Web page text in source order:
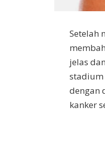
Setelah
jelas
stadium
dengan
kanker